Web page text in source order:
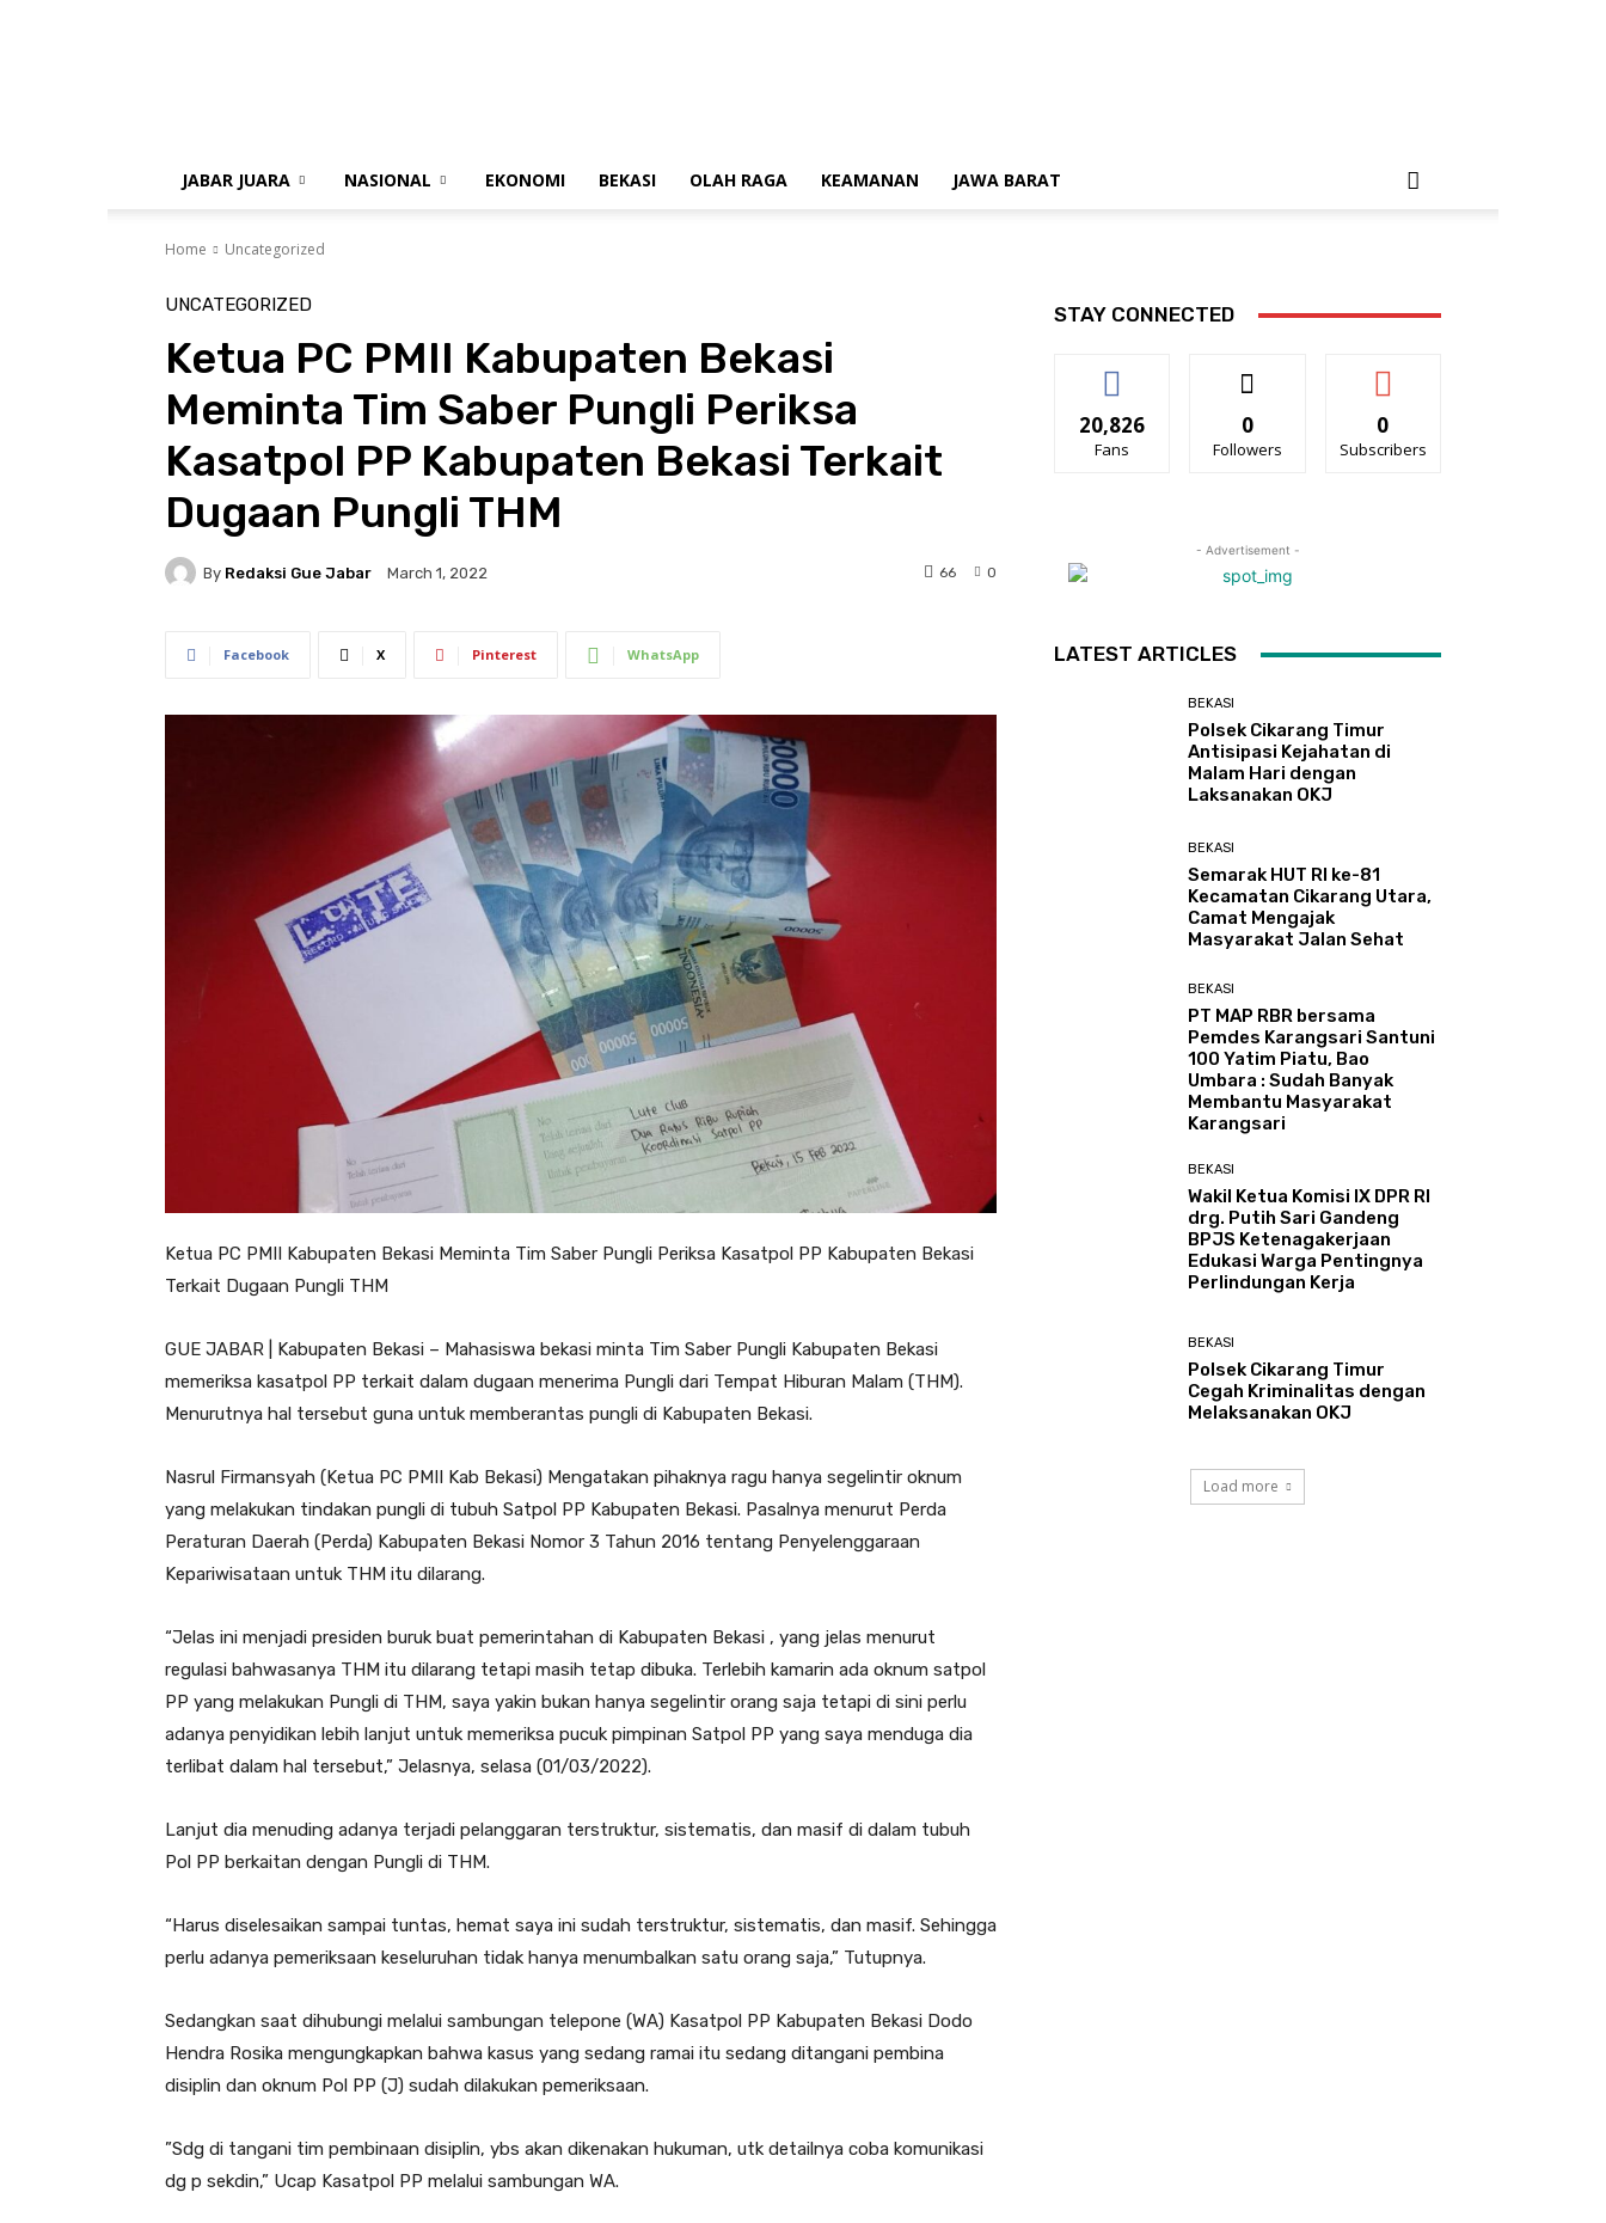
JABAR JUARA NASIONAL EKONOMI BEKASI OLAH RAGA KEAMANAN JAWA BARAT
Home Uncategorized
UNCATEGORIZED
Ketua PC PMII Kabupaten Bekasi
Meminta Tim Saber Pungli Periksa
Kasatpol PP Kabupaten Bekasi Terkait
Dugaan Pungli THM
By Redaksi Gue Jabar March 1, 2022 0
66
Facebook X Pinterest WhatsApp
Ketua PC PMII Kabupaten Bekasi Meminta Tim Saber Pungli Periksa Kasatpol PP Kabupaten Bekasi
Terkait Dugaan Pungli THM
GUE JABAR | Kabupaten Bekasi – Mahasiswa bekasi minta Tim Saber Pungli Kabupaten Bekasi
memeriksa kasatpol PP terkait dalam dugaan menerima Pungli dari Tempat Hiburan Malam (THM).
Menurutnya hal tersebut guna untuk memberantas pungli di Kabupaten Bekasi.
Nasrul Firmansyah (Ketua PC PMII Kab Bekasi) Mengatakan pihaknya ragu hanya segelintir oknum
yang melakukan tindakan pungli di tubuh Satpol PP Kabupaten Bekasi. Pasalnya menurut Perda
Peraturan Daerah (Perda) Kabupaten Bekasi Nomor 3 Tahun 2016 tentang Penyelenggaraan
Kepariwisataan untuk THM itu dilarang.
“Jelas ini menjadi presiden buruk buat pemerintahan di Kabupaten Bekasi , yang jelas menurut
regulasi bahwasanya THM itu dilarang tetapi masih tetap dibuka. Terlebih kamarin ada oknum satpol
PP yang melakukan Pungli di THM, saya yakin bukan hanya segelintir orang saja tetapi di sini perlu
adanya penyidikan lebih lanjut untuk memeriksa pucuk pimpinan Satpol PP yang saya menduga dia
terlibat dalam hal tersebut,” Jelasnya, selasa (01/03/2022).
Lanjut dia menuding adanya terjadi pelanggaran terstruktur, sistematis, dan masif di dalam tubuh
Pol PP berkaitan dengan Pungli di THM.
“Harus diselesaikan sampai tuntas, hemat saya ini sudah terstruktur, sistematis, dan masif. Sehingga
perlu adanya pemeriksaan keseluruhan tidak hanya menumbalkan satu orang saja,” Tutupnya.
Sedangkan saat dihubungi melalui sambungan telepone (WA) Kasatpol PP Kabupaten Bekasi Dodo
Hendra Rosika mengungkapkan bahwa kasus yang sedang ramai itu sedang ditangani pembina
disiplin dan oknum Pol PP (J) sudah dilakukan pemeriksaan.
”Sdg di tangani tim pembinaan disiplin, ybs akan dikenakan hukuman, utk detailnya coba komunikasi
dg p sekdin,” Ucap Kasatpol PP melalui sambungan WA.
STAY CONNECTED
20,826
Fans
0
Followers
0
Subscribers
- Advertisement -
LATEST ARTICLES
BEKASI
Polsek Cikarang Timur
Antisipasi Kejahatan di
Malam Hari dengan
Laksanakan OKJ
BEKASI
Semarak HUT RI ke-81
Kecamatan Cikarang Utara,
Camat Mengajak
Masyarakat Jalan Sehat
BEKASI
PT MAP RBR bersama
Pemdes Karangsari Santuni
100 Yatim Piatu, Bao
Umbara : Sudah Banyak
Membantu Masyarakat
Karangsari
BEKASI
Wakil Ketua Komisi IX DPR RI
drg. Putih Sari Gandeng
BPJS Ketenagakerjaan
Edukasi Warga Pentingnya
Perlindungan Kerja
BEKASI
Polsek Cikarang Timur
Cegah Kriminalitas dengan
Melaksanakan OKJ
Load more